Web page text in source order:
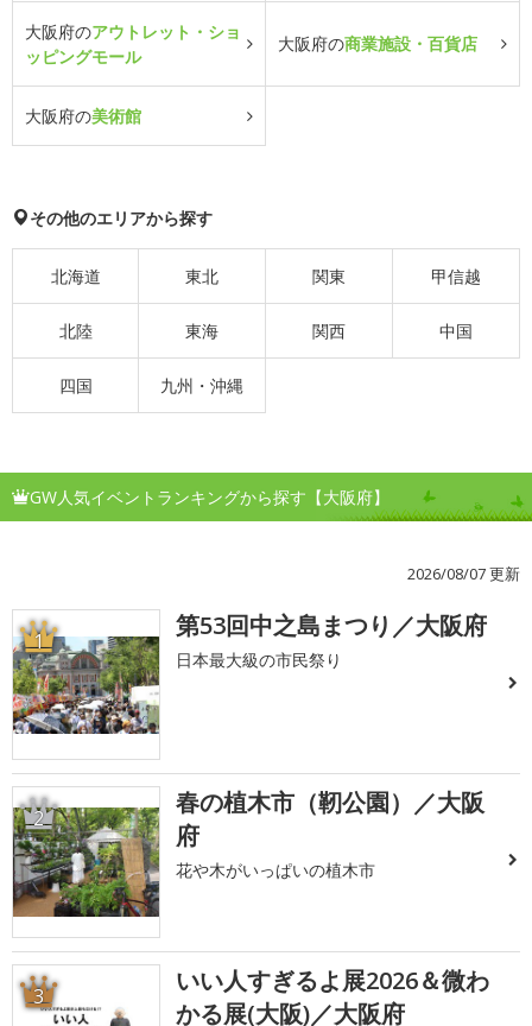
大阪府のアウトレット・ショ
ッピングモール
大阪府の商業施設・百貨店
大阪府の美術館
その他のエリアから探す
北海道 東北 関東 甲信越
北陸 東海 関西 中国
四国 九州・沖縄
GW人気イベントランキングから探す【大阪府】
2026/08/07 更新
1 第53回中之島まつり／大阪府
日本最大級の市民祭り
2
春の植木市（靭公園）／大阪
府
花や木がいっぱいの植木市
3
いい人すぎるよ展2026＆微わ
かる展(大阪)／大阪府